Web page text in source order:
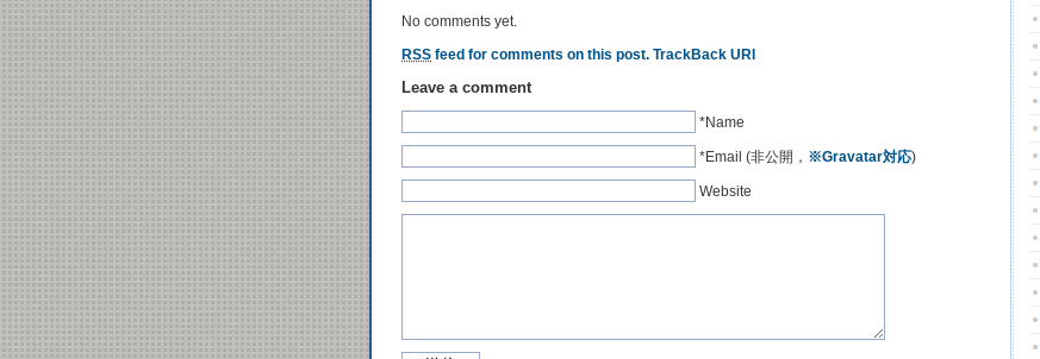
No comments yet.
RSS feed for comments on this post. TrackBack URI
Leave a comment
*Name
*Email (非公開， ※Gravatar対応)
Website